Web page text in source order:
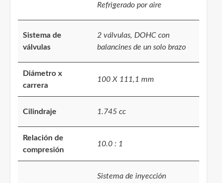
Refrigerado por aire
Sistema de
válvulas
2 válvulas, DOHC con
balancines de un solo brazo
Diámetro x
carrera
100 X 111,1 mm
Cilindraje 1.745 cc
Relación de
compresión
10.0 : 1
Sistema de inyección